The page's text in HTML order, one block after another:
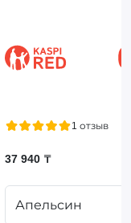
1 отзыв
37 940 ₸
Апельсин